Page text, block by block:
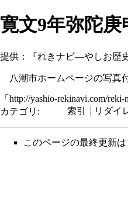
寛文9年弥陀庚
提供：『れきナビ―やしお歴
八潮市ホームページの写真
「 http://yashio-rekinavi.com/
カテゴリ : 索引 リダイ
このページの最終更新は